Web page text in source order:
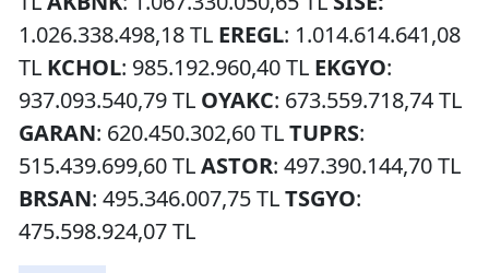
1.026.338.498,18 TL EREGL: 1.014.614.641,08
TL KCHOL: 985.192.960,40 TL EKGYO:
937.093.540,79 TL OYAKC: 673.559.718,74 TL
GARAN: 620.450.302,60 TLTUPRS:
515.439.699,60 TLASTOR: 497.390.144,70 TL
BRSAN: 495.346.007,75 TLTSGYO:
475.598.924,07 TL